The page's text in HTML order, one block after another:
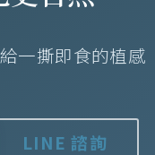
一撕即食的植感
LINE 諮詢